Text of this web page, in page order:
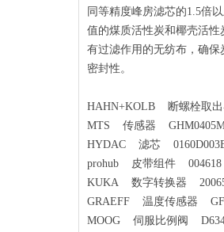
同等精度峰房滤芯的1.5倍
值的煤质活性炭和椰壳活
有过滤作用的无纺布，确
密封性。
HAHN+KOLB 断螺栓取
MTS 传感器
HYDAC 滤芯
prohub 皮带组件 004618
KUKA 数字转换器
GRAEFF 温度传感器
MOOG 伺服比例阀 D634-